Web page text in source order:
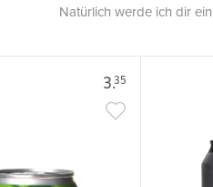
Natürlich werde ich dir
3.35